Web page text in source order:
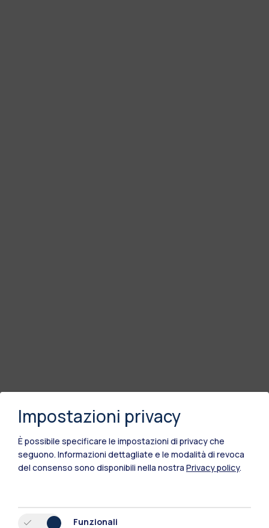
Impostazioni privacy
È possibile specificare le impostazioni di privacy che
seguono. Informazioni dettagliate e le modalità di revoca
del consenso sono disponibili nella nostra Privacy policy.
Funzionali